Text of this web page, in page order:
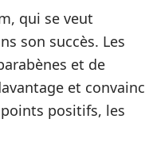
qui se veut
son succès. Les
et de
et convainc
positifs, les